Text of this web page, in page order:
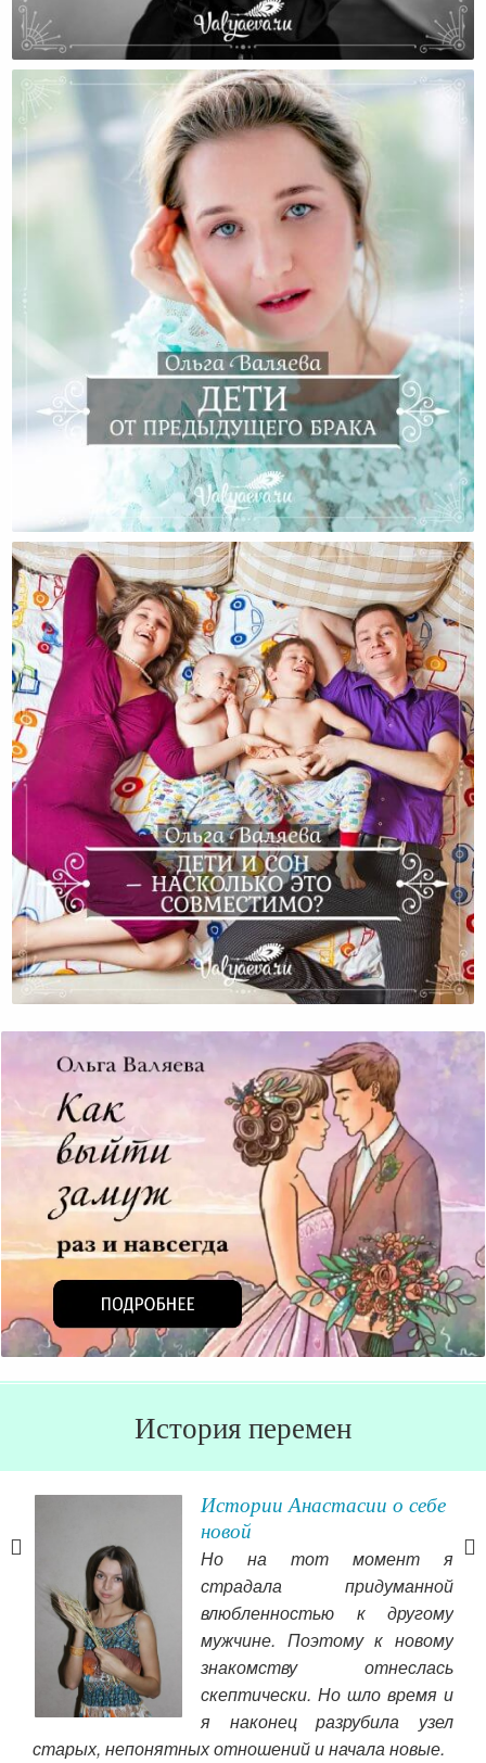
Дети Перестали Быть Нашей Ценностью
Дети От Предыдущего Брака
Дети И Сон – Насколько Это Совместимо?
История перемен
Истории Анастасии о себе
новой
Но на тот момент я
страдала придуманной
влюбленностью к другому
мужчине. Поэтому к новому
знакомству отнеслась
скептически. Но шло время и
я наконец разрубила узел
старых, непонятных отношений и начала новые.